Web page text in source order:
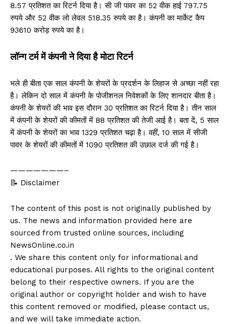
8.57 प्रतिशत का रिटर्न दिया है। सी जी पावर का 52 वीक हाई 797.75
रुपये और 52 वीक लो लेवल 518.35 रुपये का है। कंपनी का मार्केट कैप
93610 करोड़ रुपये का है।
लॉन्ग टर्म में कंपनी ने दिया है मोटा रिटर्न
भले ही बीता एक साल कंपनी के शेयरों के प्रदर्शन के लिहाज से अच्छा नहीं रहा
है। लेकिन दो साल में कंपनी के पोजीशनल निवेशकों के लिए शानदार बीता है।
कंपनी के शेयरों की भाव इस दौरान 30 प्रतिशत का रिटर्न दिया है। तीन साल
में कंपनी के शेयरों की कीमतों में 88 प्रतिशत की तेजी आई है। बता दें, 5 साल
में कंपनी के शेयरों का भाव 1329 प्रतिशत चढ़ा है। वहीं, 10 साल में सीजी
पावर के शेयरों की कीमतों में 1090 प्रतिशत की उछाल दर्ज की गई है।
———————–
📝 Disclaimer
The content of this post is not originally published by
us. The news and information provided here are
sourced from trusted online sources, including
NewsOnline.co.in
. We share this content only for informational and
educational purposes. All rights to the original content
belong to their respective owners. If you are the
original author or copyright holder and wish to have
this content removed or modified, please contact us,
and we will take immediate action.